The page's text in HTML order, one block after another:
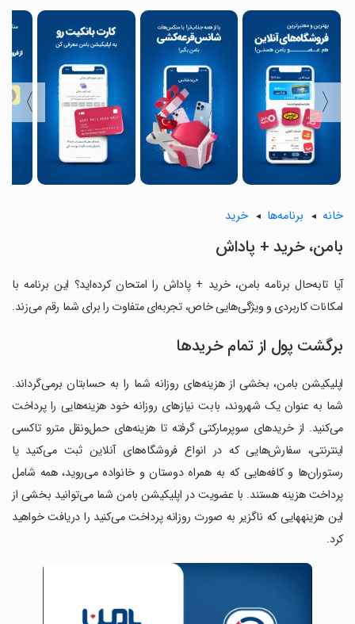
〈
〉
خانه برنامه‌ها خرید
بامن، خرید + پاداش
آیا تابه‌حال برنامه بامن، خرید + پاداش را امتحان کرده‌اید؟ این برنامه با
امکانات کاربردی و ویژگی‌هایی خاص، تجربه‌ای متفاوت را برای شما رقم می‌زند.
برگشت پول از تمام خریدها
اپلیکیشن بامن، بخشی از هزینه‌های روزانه شما را به حسابتان برمی‌گرداند.
شما به عنوان یک شهروند، بابت نیازهای روزانه خود هزینه‌هایی را پرداخت
می‌کنید. از خریدهای سوپرمارکتی گرفته تا هزینه‌های حمل‌ونقل مترو تاکسی
اینترنتی، سفارش‌هایی که در انواع فروشگاه‌های آنلاین ثبت می‌کنید یا
رستوران‌ها و کافه‌هایی که به همراه دوستان و خانواده می‌روید، همه شامل
پرداخت هزینه هستند. با عضویت در اپلیکیشن بامن شما می‌توانید بخشی از
این هزینه‎هایی که ناگزیر به صورت روزانه پرداخت می‌کنید را دریافت خواهید
کرد.